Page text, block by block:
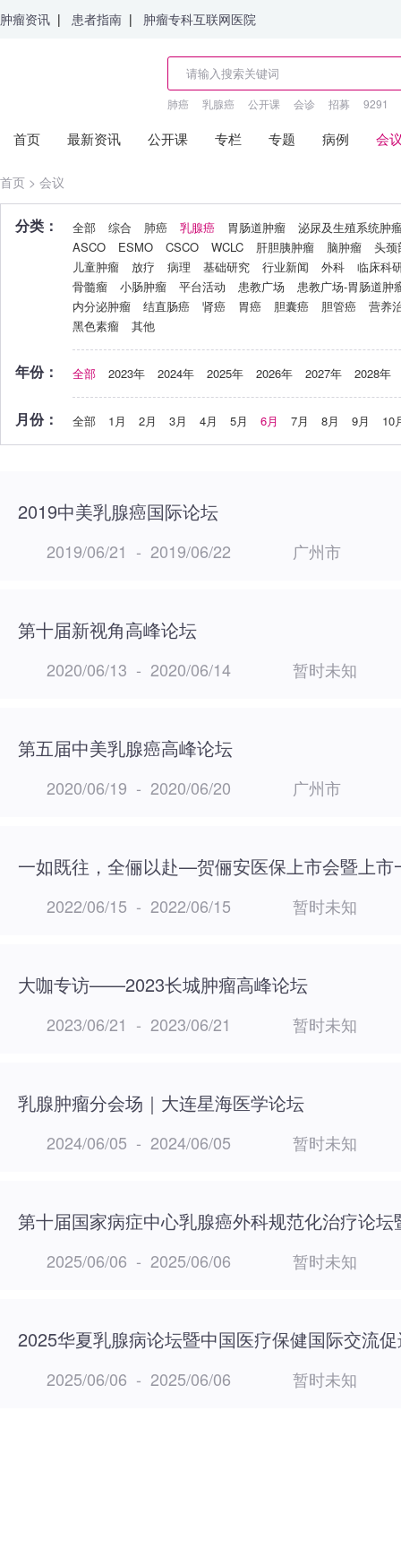
肿瘤资讯 | 患者指南 | 肿瘤专科互联网医院
肺癌 乳腺癌 公开课 会诊 招募 9291
首页 最新资讯 公开课 专栏 专题 病例 会
首页 > 会议
分类： 全部 综合 肺癌 乳腺癌 胃肠道肿瘤
泌尿及生殖系统肿
ASCO
ESMO CSCO WCLC 肝胆胰肿瘤 脑肿瘤
头颈
儿童肿瘤
放疗 病理 基础研究 行业新闻 外科
临床科
骨髓瘤
小肠肿瘤 平台活动 患教广场
患教广场-胃肠道肿
内分泌肿瘤
结直肠癌 肾癌 胃癌 胆囊癌 胆管癌
营养
黑色素瘤
其他
年份： 全部 2023年 2024年 2025年 2026年 2027年 2028年
月份： 全部 1月 2月 3月 4月 5月 6月 7月 8月 9月 10
2019中美乳腺癌国际论坛
2019/06/21 - 2019/06/22 广州市
第十届新视角高峰论坛
2020/06/13 - 2020/06/14 暂时未知
第五届中美乳腺癌高峰论坛
2020/06/19 - 2020/06/20 广州市
2022/06/15 - 2022/06/15 暂时未知
大咖专访——2023长城肿瘤高峰论坛
2023/06/21 - 2023/06/21 暂时未知
乳腺肿瘤分会场｜大连星海医学论坛
2024/06/05 - 2024/06/05 暂时未知
2025/06/06 - 2025/06/06 暂时未知
2025/06/06 - 2025/06/06 暂时未知